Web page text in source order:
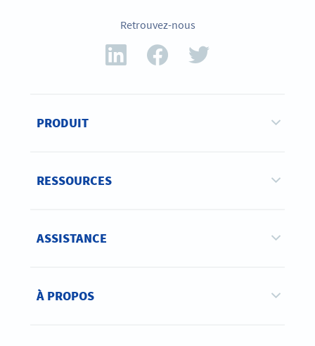
Retrouvez-nous
PRODUIT
RESSOURCES
ASSISTANCE
À PROPOS